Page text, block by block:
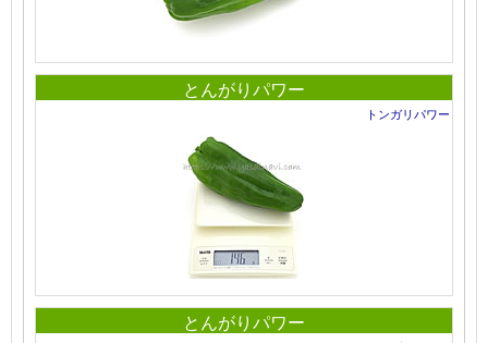
とんがりパワー
トンガリパワー
とんがりパワー